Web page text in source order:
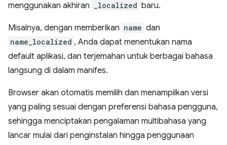
menggunakan akhiran
_localized baru.
Misalnya, dengan memberikan name dan
name_localized , Anda dapat menentukan nama
default aplikasi, dan terjemahan untuk berbagai bahasa
langsung di dalam manifes.
Browser akan otomatis memilih dan menampilkan versi
yang paling sesuai dengan preferensi bahasa pengguna,
sehingga menciptakan pengalaman multibahasa yang
lancar mulai dari penginstalan hingga penggunaan